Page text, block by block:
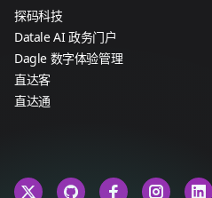
探码科技
Datale AI 政务门户
Dagle 数字体验管理
直达客
直达通